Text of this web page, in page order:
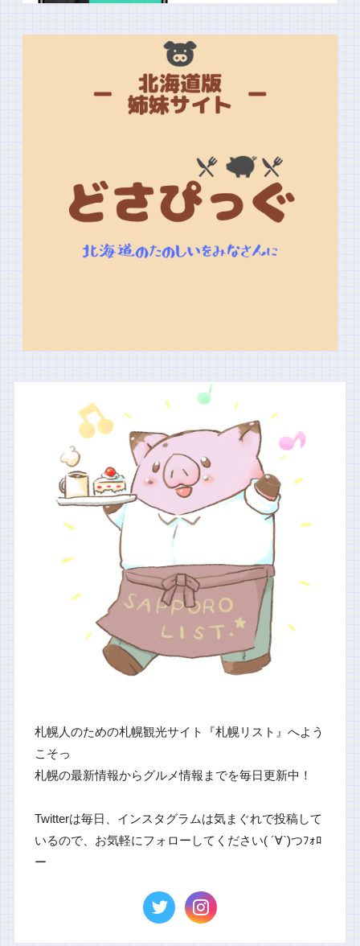
札幌人のための札幌観光サイト『札幌リスト』へよう
こそっ
札幌の最新情報からグルメ情報までを毎日更新中！
Twitterは毎日、インスタグラムは気まぐれで投稿して
いるので、お気軽にフォローしてください( ´∀`)つﾌｫﾛ
ー